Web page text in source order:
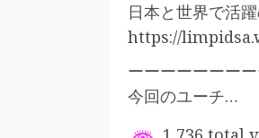
日本と世界で活
https://
ーーーーーーー
今回のユーチ…